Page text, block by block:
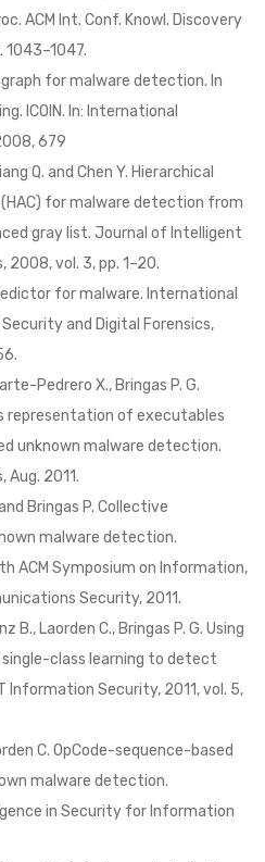
ACM Int. Conf. Knowl. Discovery
1043–1047.
graph for malware detection. In
ICOIN. In: International
679
Q. and Chen Y. Hierarchical
for malware detection from
gray list. Journal of Intelligent
vol. 3, pp. 1–20.
for malware. International
and Digital Forensics,
Pedrero X., Bringas P. G.
representation of executables
unknown malware detection.
Aug. 2011.
Bringas P. Collective
malware detection.
ACM Symposium on Information,
Security, 2011.
B., Laorden C., Bringas P. G. Using
single-class learning to detect
Information Security, 2011, vol. 5,
C. OpCode-sequence-based
malware detection.
in Security for Information